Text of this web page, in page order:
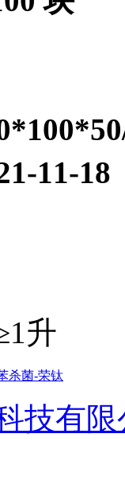
11-18
升
杀菌-荣钛
技有限